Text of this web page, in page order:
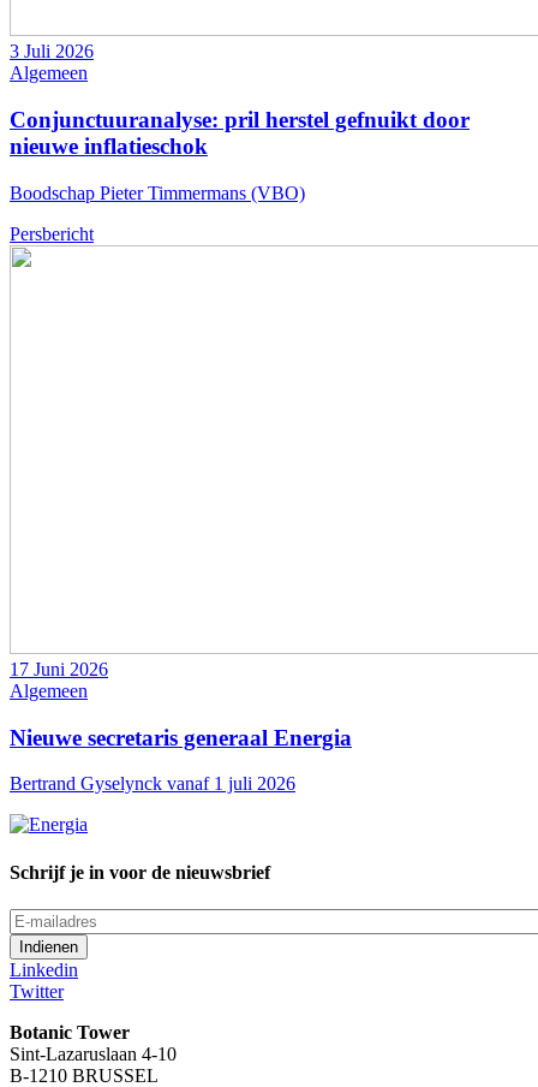
3 Juli 2026
Algemeen
Conjunctuuranalyse: pril herstel gefnuikt door
nieuwe inflatieschok
Boodschap Pieter Timmermans (VBO)
Persbericht
17 Juni 2026
Algemeen
Nieuwe secretaris generaal Energia
Bertrand Gyselynck vanaf 1 juli 2026
Schrijf je in voor de nieuwsbrief
E-
mailadres
Linkedin
Twitter
Botanic Tower
Sint-Lazaruslaan 4-10
B-1210 BRUSSEL